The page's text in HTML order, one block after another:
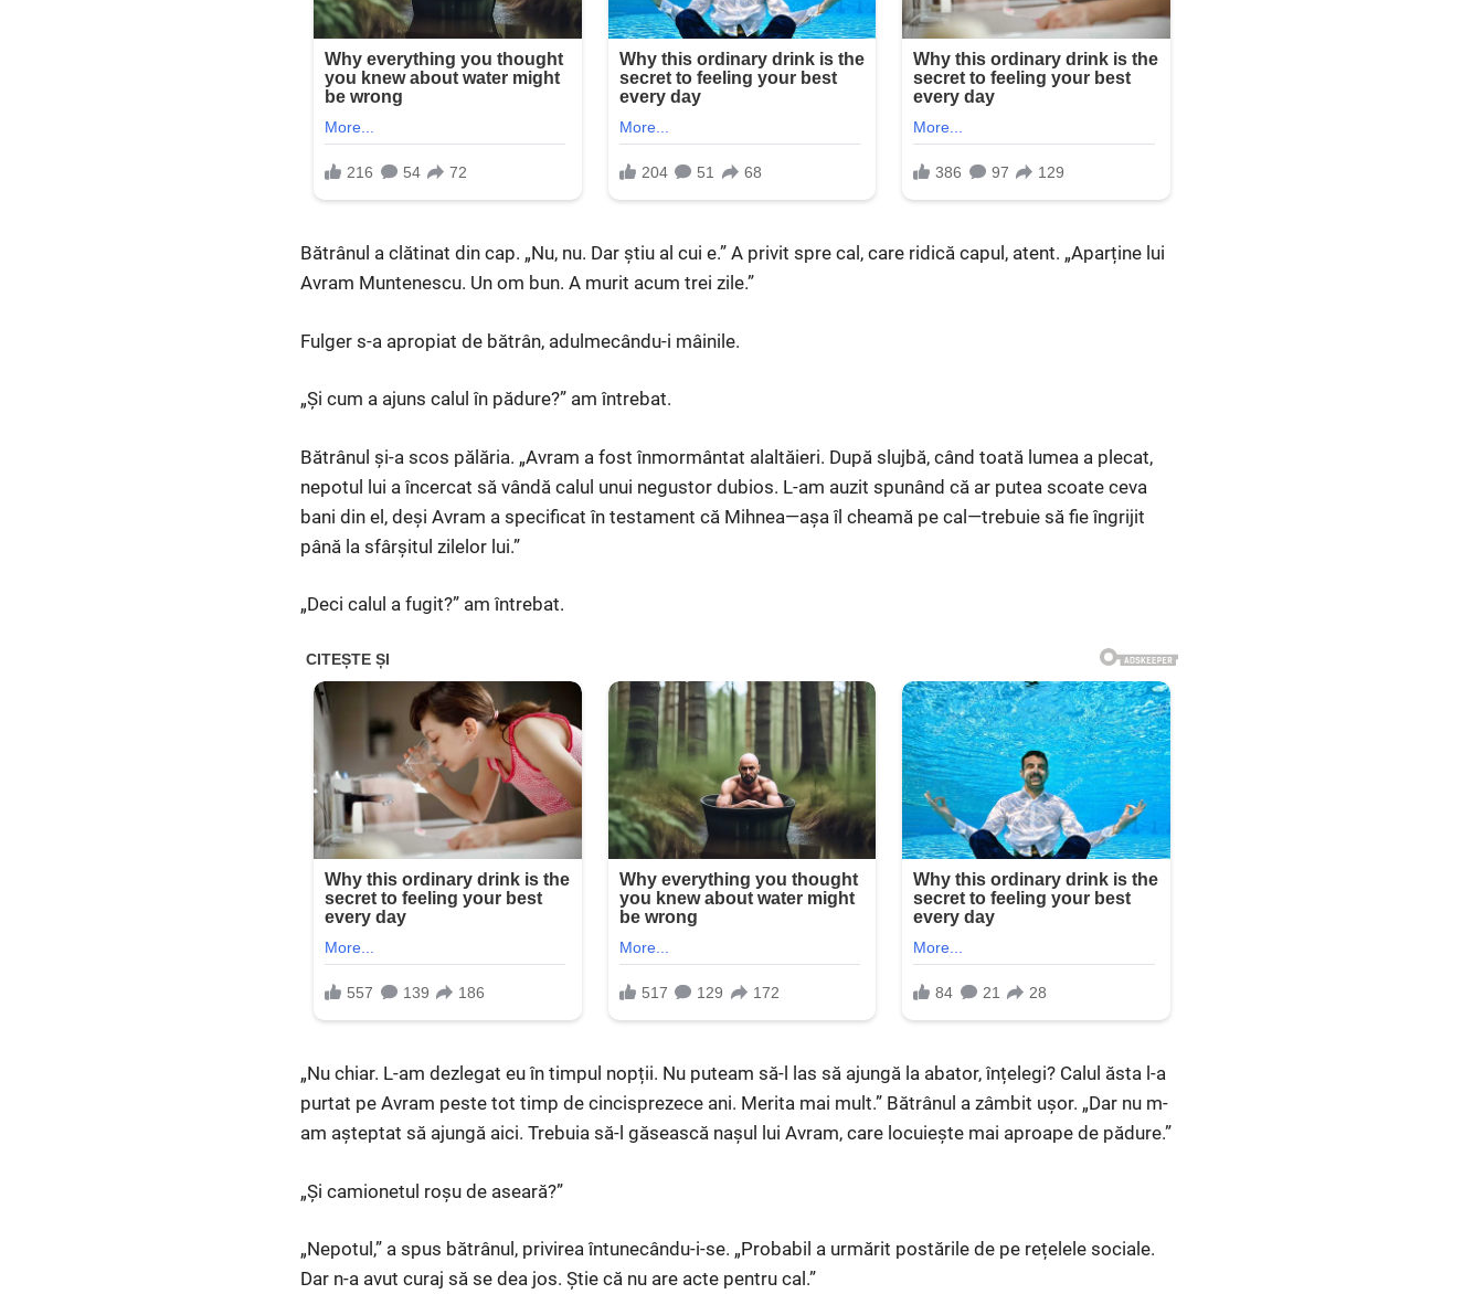
Bătrânul a clătinat din cap. „Nu, nu. Dar știu al cui e.” A privit spre cal, care ridică capul, atent. „Aparține lui
Avram Muntenescu. Un om bun. A murit acum trei zile.”
Fulger s-a apropiat de bătrân, adulmecându-i mâinile.
„Și cum a ajuns calul în pădure?” am întrebat.
Bătrânul și-a scos pălăria. „Avram a fost înmormântat alaltăieri. După slujbă, când toată lumea a plecat,
nepotul lui a încercat să vândă calul unui negustor dubios. L-am auzit spunând că ar putea scoate ceva
bani din el, deși Avram a specificat în testament că Mihnea—așa îl cheamă pe cal—trebuie să fie îngrijit
până la sfârșitul zilelor lui.”
„Deci calul a fugit?” am întrebat.
„Nu chiar. L-am dezlegat eu în timpul nopții. Nu puteam să-l las să ajungă la abator, înțelegi? Calul ăsta l-a
purtat pe Avram peste tot timp de cincisprezece ani. Merita mai mult.” Bătrânul a zâmbit ușor. „Dar nu m-
am așteptat să ajungă aici. Trebuia să-l găsească nașul lui Avram, care locuiește mai aproape de pădure.”
„Și camionetul roșu de aseară?”
„Nepotul,” a spus bătrânul, privirea întunecându-i-se. „Probabil a urmărit postările de pe rețelele sociale.
Dar n-a avut curaj să se dea jos. Știe că nu are acte pentru cal.”